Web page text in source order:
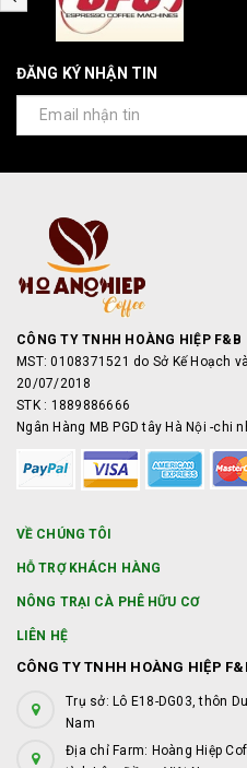
ĐĂNG KÝ NHẬN TIN
CÔNG TY TNHH HOÀNG HIỆP F&B
MST: 0108371521 do Sở Kế Hoạch
20/07/2018
STK : 1889886666
Ngân Hàng MB PGD tây Hà Nội -chi
VỀ CHÚNG TÔI
HỖ TRỢ KHÁCH HÀNG
NÔNG TRẠI CÀ PHÊ HỮU CƠ
LIÊN HỆ
CÔNG TY TNHH HOÀNG HIỆP
Trụ sở: Lô E18-DG03, thôn
Nam
Địa chỉ Farm: Hoàng Hiệp